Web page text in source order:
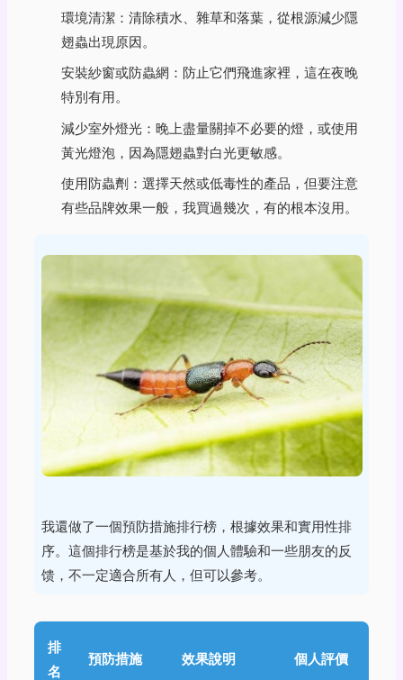
環境清潔：清除積水、雜草和落葉，從根源減少隱
翅蟲出現原因。
安裝紗窗或防蟲網：防止它們飛進家裡，這在夜晚
特別有用。
減少室外燈光：晚上盡量關掉不必要的燈，或使用
黃光燈泡，因為隱翅蟲對白光更敏感。
使用防蟲劑：選擇天然或低毒性的產品，但要注意
有些品牌效果一般，我買過幾次，有的根本沒用。
我還做了一個預防措施排行榜，根據效果和實用性排
序。這個排行榜是基於我的個人體驗和一些朋友的反
馈，不一定適合所有人，但可以參考。
排
名
預防措施 效果說明 個人評價